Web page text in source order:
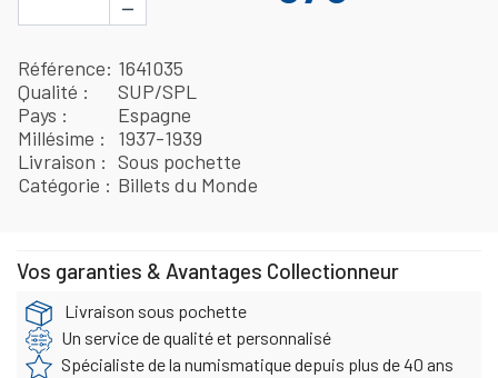
−
Référence 1641035
Qualité
SUP/SPL
Pays
Espagne
Millésime
1937-1939
Livraison
Sous pochette
Catégorie
Billets du Monde
Vos garanties & Avantages Collectionneur
Livraison sous pochette
Un service de qualité et personnalisé
Spécialiste de la numismatique depuis plus de 40 ans